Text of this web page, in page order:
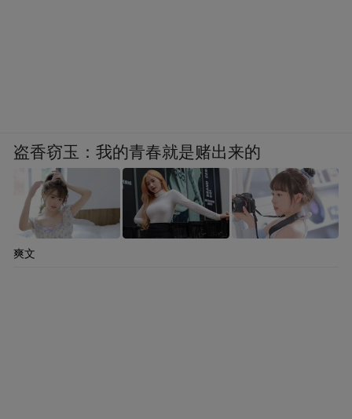
盗香窃玉：我的青春就是赌出来的
爽文